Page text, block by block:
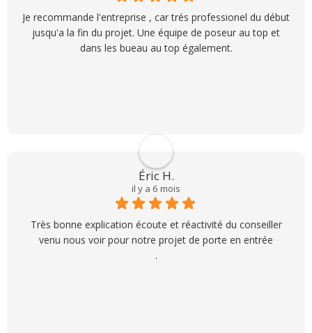
Je recommande l'entreprise , car trés professionel du début
jusqu'a la fin du projet. Une équipe de poseur au top et
dans les bueau au top également.
Éric H.
il y a 6 mois
Très bonne explication écoute et réactivité du conseiller
venu nous voir pour notre projet de porte en entrée
.